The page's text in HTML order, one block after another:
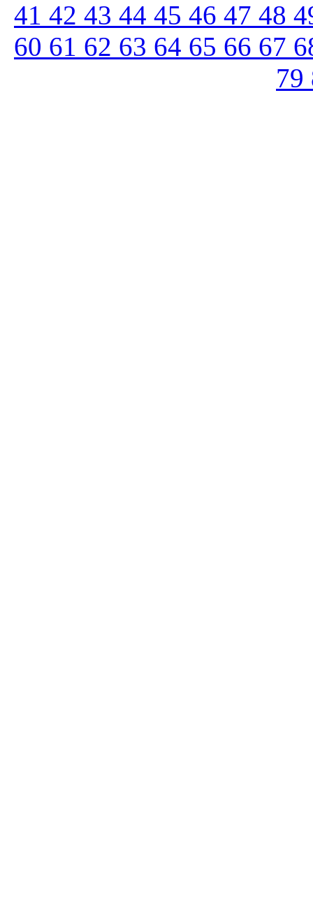
41 42 43 44 45 46 47 48
60 61 62 63 64 65 66 67
79